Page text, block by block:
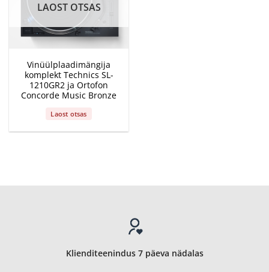
LAOST OTSAS
Vinüülplaadimängija
komplekt Technics SL-
1210GR2 ja Ortofon
Concorde Music Bronze
Laost otsas
Klienditeenindus 7 päeva nädalas